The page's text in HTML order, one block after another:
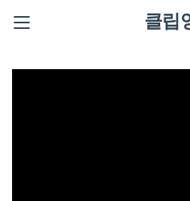
클립